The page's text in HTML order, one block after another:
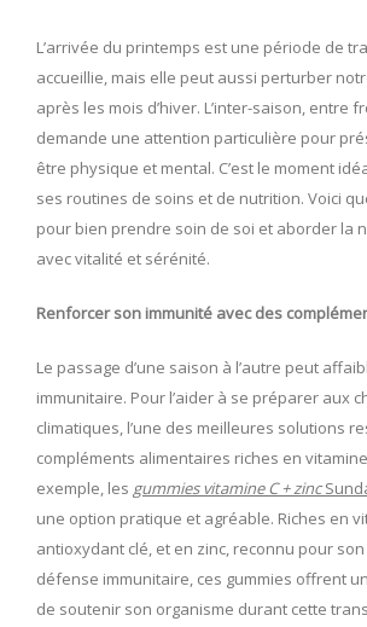
L’arrivée du printemps est une période de
accueillie, mais elle peut aussi perturber
après les mois d’hiver. L’inter-saison, entre
demande une attention particulière pour
être physique et mental. C’est le moment
ses routines de soins et de nutrition. Voici
pour bien prendre soin de soi et aborder la
avec vitalité et sérénité.
Renforcer son immunité avec des
Le passage d’une saison à l’autre peut
immunitaire. Pour l’aider à se préparer aux
climatiques, l’une des meilleures solutions
compléments alimentaires riches en
exemple, les gummies vitamine C + zinc
une option pratique et agréable. Riches en
antioxydant clé, et en zinc, reconnu pour
défense immunitaire, ces gummies offrent
de soutenir son organisme durant cette